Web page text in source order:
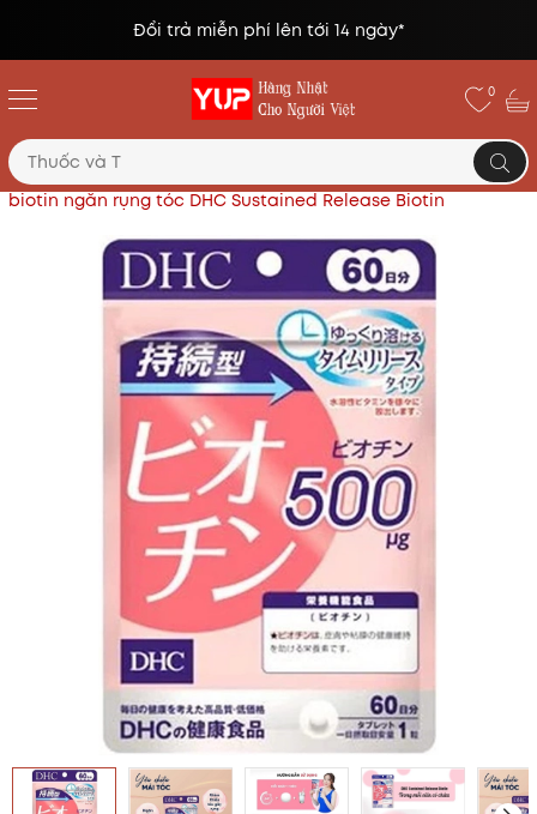
Đổi trả miễn phí lên tới 14 ngày*
0
Trang chủ Thực phẩm chức năng Nhật
Viên uống
biotin ngăn rụng tóc DHC Sustained Release Biotin